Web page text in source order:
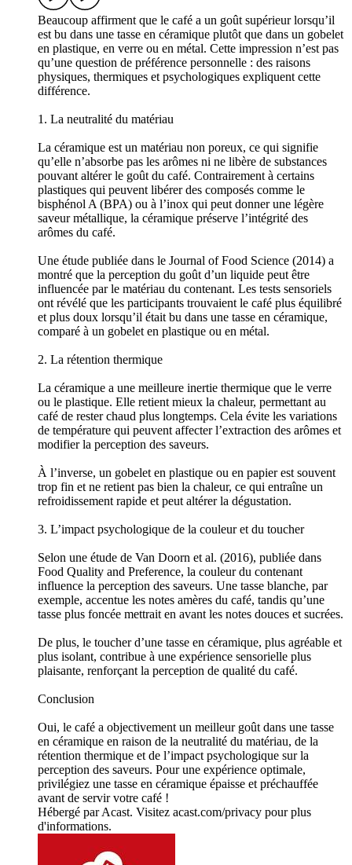
Beaucoup affirment que le café a un goût supérieur lorsqu’il
est bu dans une tasse en céramique plutôt que dans un gobelet
en plastique, en verre ou en métal. Cette impression n’est pas
qu’une question de préférence personnelle : des raisons
physiques, thermiques et psychologiques expliquent cette
différence.
1. La neutralité du matériau
La céramique est un matériau non poreux, ce qui signifie
qu’elle n’absorbe pas les arômes ni ne libère de substances
pouvant altérer le goût du café. Contrairement à certains
plastiques qui peuvent libérer des composés comme le
bisphénol A (BPA) ou à l’inox qui peut donner une légère
saveur métallique, la céramique préserve l’intégrité des
arômes du café.
Une étude publiée dans le Journal of Food Science (2014) a
montré que la perception du goût d’un liquide peut être
influencée par le matériau du contenant. Les tests sensoriels
ont révélé que les participants trouvaient le café plus équilibré
et plus doux lorsqu’il était bu dans une tasse en céramique,
comparé à un gobelet en plastique ou en métal.
2. La rétention thermique
La céramique a une meilleure inertie thermique que le verre
ou le plastique. Elle retient mieux la chaleur, permettant au
café de rester chaud plus longtemps. Cela évite les variations
de température qui peuvent affecter l’extraction des arômes et
modifier la perception des saveurs.
À l’inverse, un gobelet en plastique ou en papier est souvent
trop fin et ne retient pas bien la chaleur, ce qui entraîne un
refroidissement rapide et peut altérer la dégustation.
3. L’impact psychologique de la couleur et du toucher
Selon une étude de Van Doorn et al. (2016), publiée dans
Food Quality and Preference, la couleur du contenant
influence la perception des saveurs. Une tasse blanche, par
exemple, accentue les notes amères du café, tandis qu’une
tasse plus foncée mettrait en avant les notes douces et sucrées.
De plus, le toucher d’une tasse en céramique, plus agréable et
plus isolant, contribue à une expérience sensorielle plus
plaisante, renforçant la perception de qualité du café.
Conclusion
Oui, le café a objectivement un meilleur goût dans une tasse
en céramique en raison de la neutralité du matériau, de la
rétention thermique et de l’impact psychologique sur la
perception des saveurs. Pour une expérience optimale,
privilégiez une tasse en céramique épaisse et préchauffée
avant de servir votre café !
Hébergé par Acast. Visitez acast.com/privacy pour plus
d'informations.